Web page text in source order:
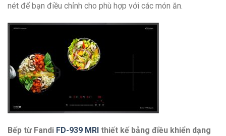
nét để bạn điều chỉnh cho phù hợp với các món ăn.
Bếp từ Fandi FD-939 MRI thiết kế bảng điều khiển dạng